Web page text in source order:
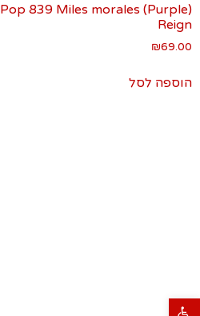
(Pop 839 Miles morales (Purple
Reign
₪69.00
הוספה לסל
פתח סרגל נגישות